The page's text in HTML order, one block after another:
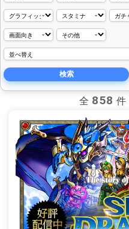
全 858 件